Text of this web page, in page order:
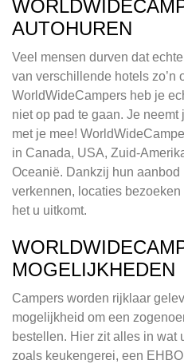
AUTOHUREN
Veel mensen durven dat
van verschillende hotels zo’n
WorldWideCampers heb je
niet op pad te gaan. Je neemt
met je mee!
in Canada, USA, Zuid-
Oceanië. Dankzij hun
verkennen, locaties
het u uitkomt.
MOGELIJKHEDEN
Campers worden rijklaar
mogelijkheid om een
bestellen. Hier zit alles in wat
zoals keukengerei, een